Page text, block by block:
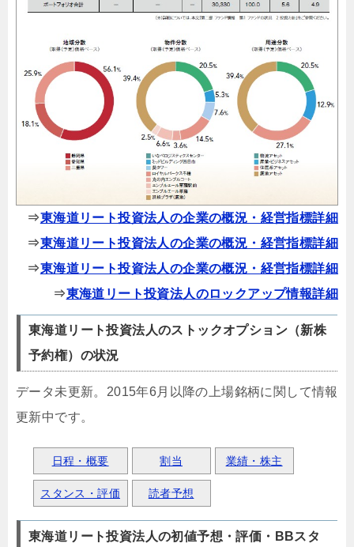
⇒東海道リート投資法人の企業の概況・経営指標詳細
⇒東海道リート投資法人の企業の概況・経営指標詳細
⇒東海道リート投資法人の企業の概況・経営指標詳細
⇒東海道リート投資法人のロックアップ情報詳細
東海道リート投資法人のストックオプション（新株
予約権）の状況
データ未更新。2015年6月以降の上場銘柄に関して情報
更新中です。
日程・概要 割当 業績・株主
スタンス・評価 読者予想
東海道リート投資法人の初値予想・評価・BBスタ